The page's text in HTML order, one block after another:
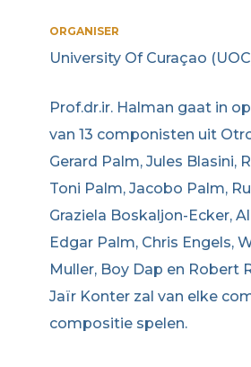
ORGANISER
University Of Curaçao
Prof.dr.ir. Halman gaat in
van 13 componisten uit
Gerard Palm, Jules Blasini,
Toni Palm, Jacobo Palm,
Graziela Boskaljon-Ecker,
Edgar Palm, Chris Engels,
Muller, Boy Dap en Robert
Jaïr Konter zal van elke
compositie spelen.